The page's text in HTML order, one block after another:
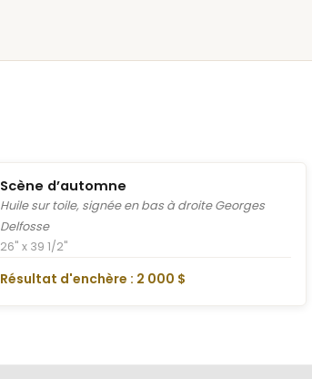
Scène d’automne
Huile sur toile, signée en bas à droite Georges
Delfosse
26" x 39 1/2"
Résultat d'enchère : 2 000 $